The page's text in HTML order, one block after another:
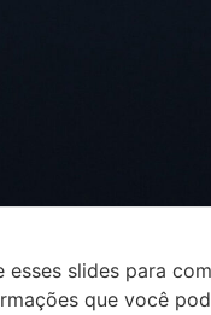
esses slides para
que você